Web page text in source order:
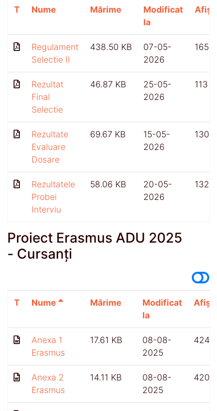
T Nume Mărime
Modificat
la
Regulament
Selectie II
438.50 KB
07-05-
2026
165
Rezultat
Final
Selectie
46.87 KB
25-05-
2026
113
Rezultate
Evaluare
Dosare
69.67 KB
15-05-
2026
130
Rezultatele
Probei
Interviu
58.06 KB
20-05-
2026
132
Proiect Erasmus ADU 2025
- Cursanți
T Nume Mărime
Modificat
la
Anexa 1
Erasmus
17.61 KB
08-08-
2025
424
Anexa 2
Erasmus
14.11 KB
08-08-
2025
420